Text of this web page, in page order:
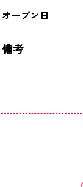
オープン日
備考